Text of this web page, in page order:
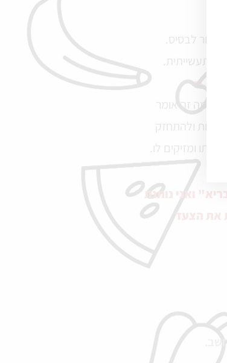
לבסיס.
תעשייתית.
מה זה אומר
ולהתחזק
ומזיקים לו.
ואני נותנת
את הצעד